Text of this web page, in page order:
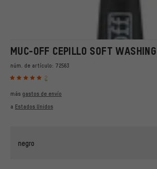
MUC-OFF CEPILLO SOFT WASHING
núm. de artículo: 72563
2
más gastos de envío
a Estados Unidos
negro